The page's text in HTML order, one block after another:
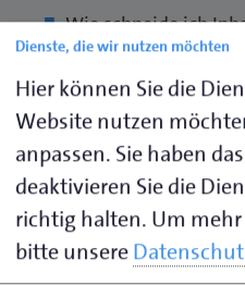
Wie schneide ich
Welche Elemente
dranbleiben?
Anmeldung
Bitte beachten Sie, dass
eine Anmeldung zum
Falls Sie Fragen haben,
Nadine Weiner.
Dienste, die wir nutzen möchten
Hier können Sie die
Website nutzen
anpassen. Sie haben
deaktivieren Sie die
richtig halten. Um mehr
bitte unsere